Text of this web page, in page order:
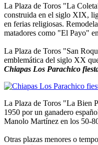
La Plaza de Toros "La
construida en el siglo XIX,
en ferias religiosas.
matadores como "El Payo"
La Plaza de Toros "San
emblemática del siglo XX
Chiapas Los Parachico
La Plaza de Toros "La Bien
1950 por un ganadero
Manolo Martínez en los 50-
Otras plazas menores o